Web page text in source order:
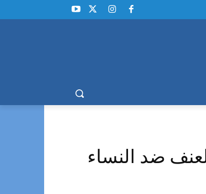
16 يوم لمناهضة العنف ضد النساء